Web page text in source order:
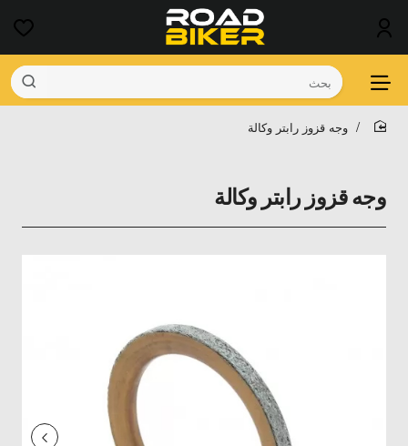
بحث
وجه قزوز رابتر وكالة
وجه قزوز رابتر وكالة